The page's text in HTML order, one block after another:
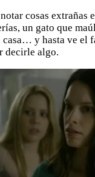
cosas extrañas
un gato que
y hasta ve el
decirle algo.